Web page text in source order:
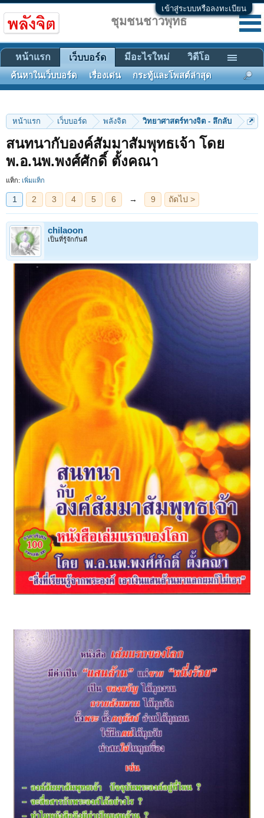
เข้าสู่ระบบหรือลงทะเบียน
หน้าแรก เว็บบอร์ด พลังจิต วิทยาศาสตร์ทางจิต - ลึกลับ
สนทนากับองค์สัมมาสัมพุทธเจ้า โดย
พ.อ.นพ.พงศ์ศักดิ์ ตั้งคณา
แท็ก: เพิ่มแท็ก
1 2 3 4 5 6 → 9 ถัดไป >
chilaoon
เป็นที่รู้จักกันดี
ชุมชนชาวพุทธ
หน้าแรก เว็บบอร์ด
ค้นหาในเว็บบอร์ด เรื่องเด่น กระทู้และโพสต์ล่าสุด
มีอะไรใหม่ วิดีโอ